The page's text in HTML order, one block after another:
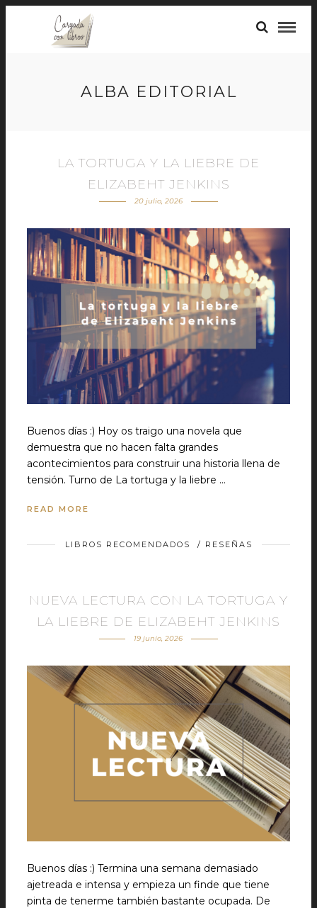
ALBA EDITORIAL
LA TORTUGA Y LA LIEBRE DE
ELIZABEHT JENKINS
20 julio, 2026
Buenos días :) Hoy os traigo una novela que
demuestra que no hacen falta grandes
acontecimientos para construir una historia llena de
tensión. Turno de La tortuga y la liebre …
READ MORE
LIBROS RECOMENDADOS / RESEÑAS
NUEVA LECTURA CON LA TORTUGA Y
LA LIEBRE DE ELIZABEHT JENKINS
19 junio, 2026
Buenos días :) Termina una semana demasiado
ajetreada e intensa y empieza un finde que tiene
pinta de tenerme también bastante ocupada. De